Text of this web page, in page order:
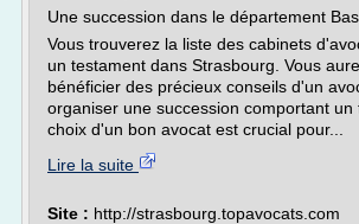
Une succession dans le département
Vous trouverez la liste des cabinets
un testament dans Strasbourg. Vous
bénéficier des précieux conseils d'un
organiser une succession comportant un
choix d'un bon avocat est crucial pour...
Lire la suite
Site : http://strasbourg.topavocats.com